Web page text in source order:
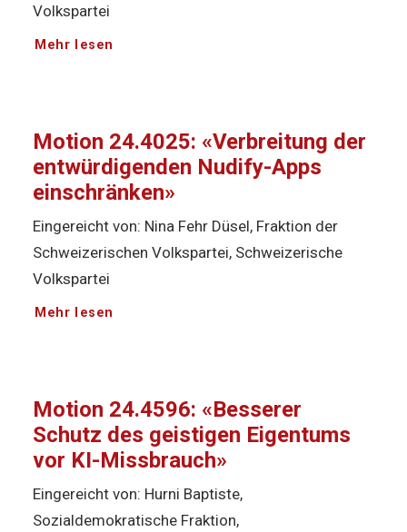
Volkspartei
Mehr lesen
Motion 24.4025: «Verbreitung der
entwürdigenden Nudify-Apps
einschränken»
Eingereicht von: Nina Fehr Düsel, Fraktion der
Schweizerischen Volkspartei, Schweizerische
Volkspartei
Mehr lesen
Motion 24.4596: «Besserer
Schutz des geistigen Eigentums
vor KI-Missbrauch»
Eingereicht von: Hurni Baptiste,
Sozialdemokratische Fraktion,